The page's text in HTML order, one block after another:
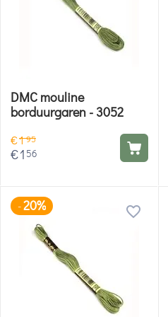
DMC mouline
borduurgaren - 3052
€195
€1 56
-20%